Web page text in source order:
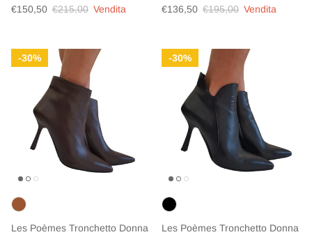
Prezzo di vendita
€150,50 Prezzo normale
€215,00 Vendita
Prezzo di vendita
€136,50 Prezzo normale
€195,00 Vendita
30%
Les Poèmes Tronchetto Donna
30%
Les Poèmes Tronchetto Donna